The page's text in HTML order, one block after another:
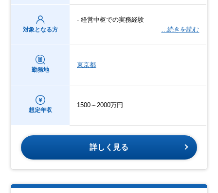
対象となる方
- 経営中枢での実務経験
…続きを読む
勤務地
東京都
想定年収
1500～2000万円
詳しく見る